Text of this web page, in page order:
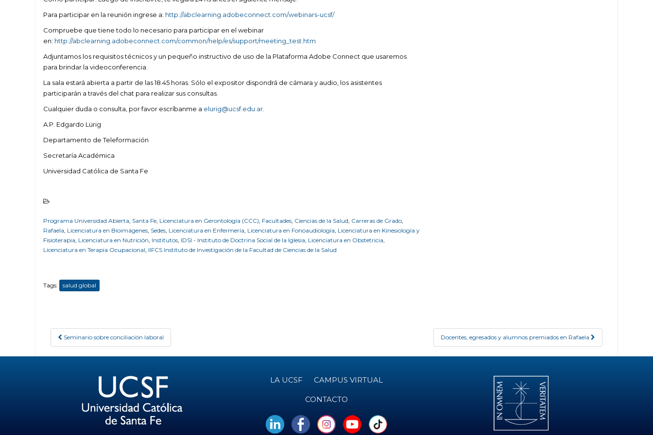
Para participar en la reunión ingrese a: http://abclearning.adobeconnect.com/webinars-ucsf/
Compruebe que tiene todo lo necesario para participar en el webinar
en: http://abclearning.adobeconnect.com/common/help/es/support/meeting_test.htm
Adjuntamos los requisitos técnicos y un pequeño instructivo de uso de la Plataforma Adobe Connect que usaremos
para brindar la videoconferencia.
La sala estará abierta a partir de las 18.45 horas. Sólo el expositor dispondrá de cámara y audio, los asistentes
participarán a través del chat para realizar sus consultas.
Cualquier duda o consulta, por favor escríbanme a elurig@ucsf.edu.ar
A.P. Edgardo Lürig
Departamento de Teleformación
Secretaría Académica
Universidad Católica de Santa Fe
Programa Universidad Abierta, Santa Fe, Licenciatura en Gerontología (CCC), Facultades, Ciencias de la Salud, Carreras de Grado,
Rafaela, Licenciatura en Bioimágenes, Sedes, Licenciatura en Enfermería, Licenciatura en Fonoaudiología, Licenciatura en Kinesiología y
Fisioterapia, Licenciatura en Nutrición, Institutos, IDSI - Instituto de Doctrina Social de la Iglesia, Licenciatura en Obstetricia,
Licenciatura en Terapia Ocupacional, IIFCS Instituto de Investigación de la Facultad de Ciencias de la Salud
Tags: salud global
Post navigation
Seminario sobre conciliación laboral Docentes, egresados y alumnos premiados en Rafaela
LA UCSF CAMPUS VIRTUAL
CONTACTO